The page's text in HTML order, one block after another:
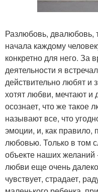
Разлюбовь,
начала каждому
конкретно для него. За
деятельности я
действительно любят и
хотят любви, мечтают и
осознает, что же
называют все, что
эмоции, и, как правило,
любовью. Только в том
объекте наших желаний
любви еще очень
чувствует, страдает,